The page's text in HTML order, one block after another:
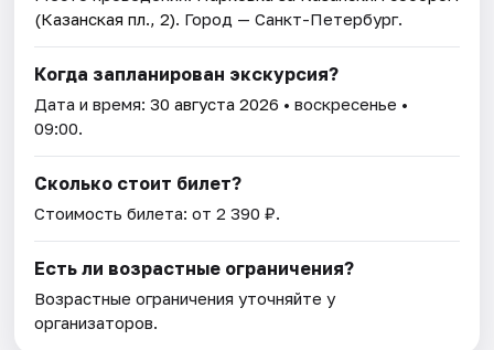
(Казанская пл., 2). Город — Санкт-Петербург.
Когда запланирован экскурсия?
Дата и время:30 августа 2026 • воскресенье •
09:00.
Сколько стоит билет?
Стоимость билета: от 2 390 ₽.
Есть ли возрастные ограничения?
Возрастные ограничения уточняйте у
организаторов.